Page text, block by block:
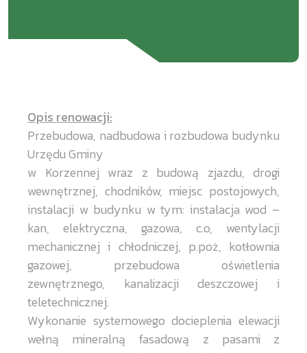
Opis renowacji:
Przebudowa, nadbudowa i rozbudowa budynku
Urzędu Gminy
w Korzennej wraz z budową zjazdu, drogi
wewnętrznej, chodników, miejsc postojowych,
instalacji w budynku w tym: instalacja wod –
kan, elektryczna, gazowa, c.o, wentylacji
mechanicznej i chłodniczej, p.poż, kotłownia
gazowej, przebudowa oświetlenia
zewnętrznego, kanalizacji deszczowej i
teletechnicznej.
Wykonanie systemowego docieplenia elewacji
wełną mineralną fasadową z pasami z